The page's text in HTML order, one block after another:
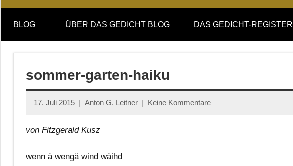
DAS
GEDICHT
blog
DAS
GEDICHT.
BLOG ÜBER DAS GEDICHT BLOG DAS GEDICHT-REGISTER
sommer-garten-haiku
17. Juli 2015 Anton G. Leitner Keine Kommentare
von Fitzgerald Kusz
wenn ä wengä wind wäihd